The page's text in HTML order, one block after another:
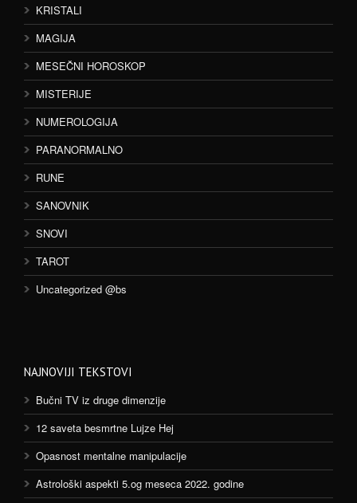
KRISTALI
MAGIJA
MESEČNI HOROSKOP
MISTERIJE
NUMEROLOGIJA
PARANORMALNO
RUNE
SANOVNIK
SNOVI
TAROT
Uncategorized @bs
NAJNOVIJI TEKSTOVI
Bučni TV iz druge dimenzije
12 saveta besmrtne Lujze Hej
Opasnost mentalne manipulacije
Astrološki aspekti 5.og meseca 2022. godine